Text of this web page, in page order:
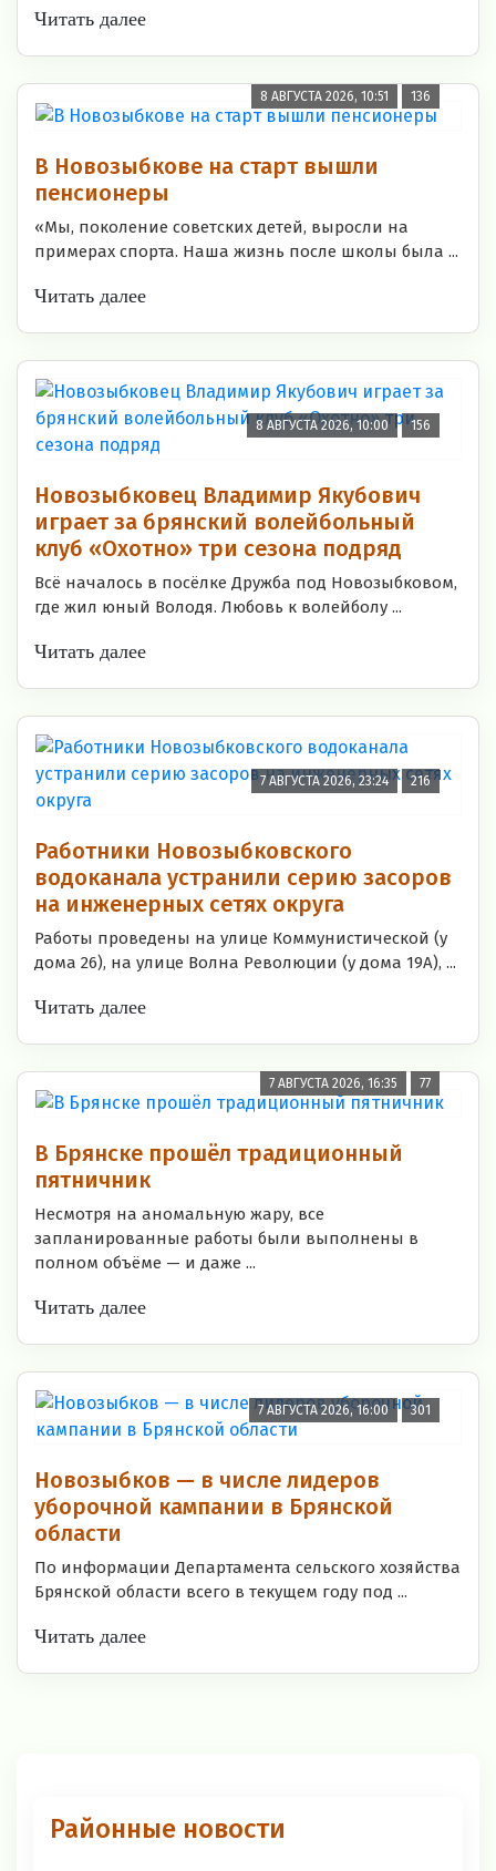
Читать далее
8 АВГУСТА 2026, 10:51 136
В Новозыбкове на старт вышли
пенсионеры
«Мы, поколение советских детей, выросли на
примерах спорта. Наша жизнь после школы была ...
Читать далее
8 АВГУСТА 2026, 10:00 156
Новозыбковец Владимир Якубович
играет за брянский волейбольный
клуб «Охотно» три сезона подряд
Всё началось в посёлке Дружба под Новозыбковом,
где жил юный Володя. Любовь к волейболу ...
Читать далее
7 АВГУСТА 2026, 23:24 216
Работники Новозыбковского
водоканала устранили серию засоров
на инженерных сетях округа
Работы проведены на улице Коммунистической (у
дома 26), на улице Волна Революции (у дома 19А), ...
Читать далее
7 АВГУСТА 2026, 16:35 77
В Брянске прошёл традиционный
пятничник
Несмотря на аномальную жару, все
запланированные работы были выполнены в
полном объёме — и даже ...
Читать далее
7 АВГУСТА 2026, 16:00 301
Новозыбков — в числе лидеров
уборочной кампании в Брянской
области
По информации Департамента сельского хозяйства
Брянской области всего в текущем году под ...
Читать далее
Районные новости